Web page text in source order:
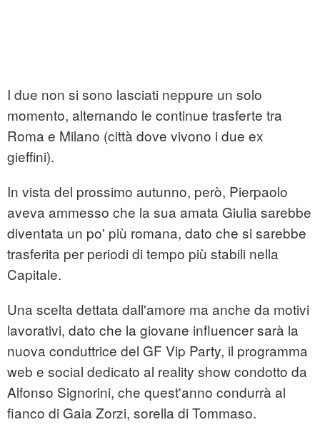
I due non si sono lasciati neppure un solo
momento, alternando le continue trasferte tra
Roma e Milano (città dove vivono i due ex
gieffini).
In vista del prossimo autunno, però, Pierpaolo
aveva ammesso che la sua amata Giulia sarebbe
diventata un po' più romana, dato che si sarebbe
trasferita per periodi di tempo più stabili nella
Capitale.
Una scelta dettata dall'amore ma anche da motivi
lavorativi, dato che la giovane influencer sarà la
nuova conduttrice del GF Vip Party, il programma
web e social dedicato al reality show condotto da
Alfonso Signorini, che quest'anno condurrà al
fianco di Gaia Zorzi, sorella di Tommaso.